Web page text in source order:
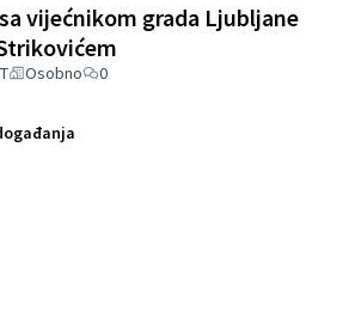
vijećnikom grada Ljubljane
Osobno 0